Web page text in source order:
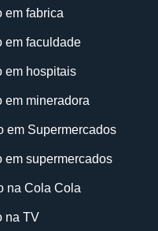
em fabrica
em faculdade
em hospitais
em mineradora
em Supermercados
em supermercados
na Cola Cola
na TV